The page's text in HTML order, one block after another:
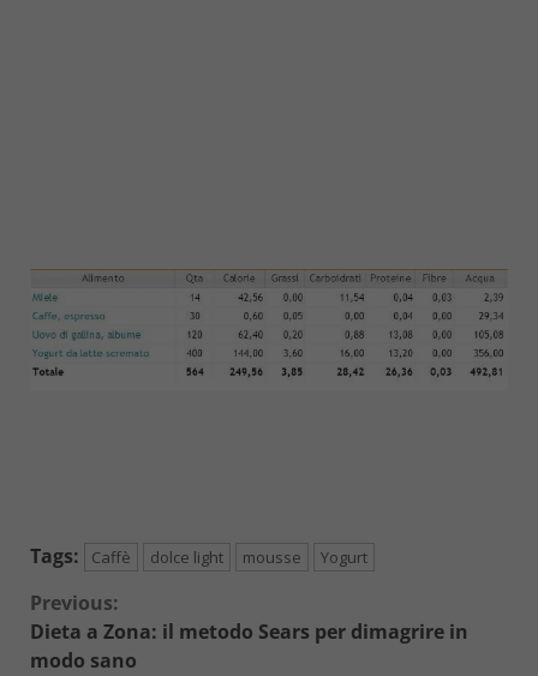
Tags: Caffè dolce light mousse Yogurt
Continue
Reading
Previous:
Dieta a Zona: il metodo Sears per dimagrire in
modo sano